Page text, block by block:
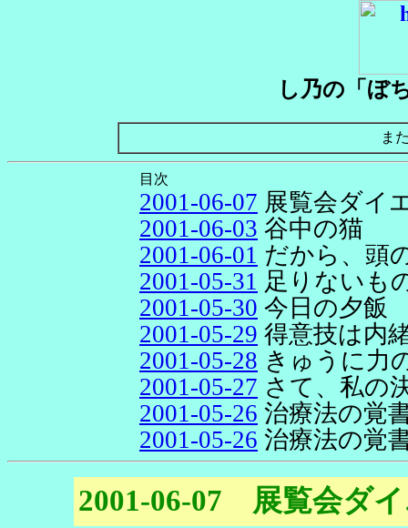
し乃の「ぼ
ま
目次
2001-06-07 展覧会ダイ
2001-06-03 谷中の猫
2001-06-01 だから、頭
2001-05-31 足りないも
2001-05-30 今日の夕飯
2001-05-29 得意技は内
2001-05-28 きゅうに力
2001-05-27 さて、私の
2001-05-26 治療法の覚
2001-05-26 治療法の覚
2001-06-07 展覧会ダ